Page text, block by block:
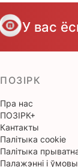
У вас
ПОЗІРК
Пра нас
ПОЗІРК+
Кантакты
Палітыка cookie
Палітыка
Палажэнні і ўмовы